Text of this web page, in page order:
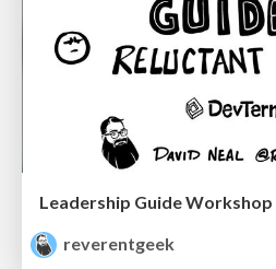
Leadership Guide
reverentgeek